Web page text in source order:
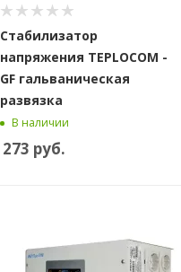
Стабилизатор
напряжения TEPLOCOM -
GF гальваническая
развязка
В наличии
273 руб.